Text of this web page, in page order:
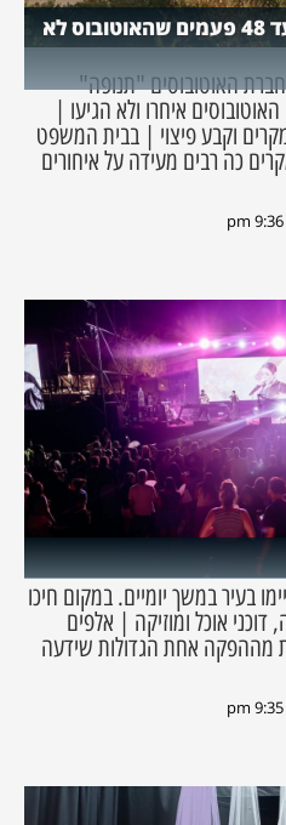
שערוריית תנופה: נוסע תיעד 48 פעמים שהאוטובוס לא
האוטובוסים "תנופה"
מקרים בהם האוטובוסים איחרו ולא הגיעו |
תבע, השופט האמין ל-23 מקרים וקבע פיצוי | בבית המשפט
כה רבים מעידה על איחורים
9:36 pm
בעיר במשך יומיים. במקום חיכו
אוכל ומוזיקה | אלפים
מההפקה אחת הגדולות שידעה
9:35 pm